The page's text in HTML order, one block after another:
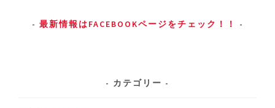
最新情報はFACEBOOKページをチェック！！
カテゴリー